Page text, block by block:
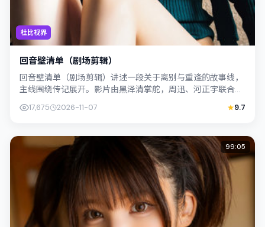
杜比视界
回音壁清单（剧场剪辑）
回音壁清单（剧场剪辑）讲述一段关于离别与重逢的故事线，
主线围绕传记展开。影片由黑泽清掌舵，周迅、河正宇联合出
17,675 2026-11-07 9.7
99:05